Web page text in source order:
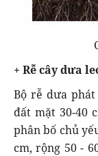
+ Rễ cây dưa
Bộ rễ dưa
đất mặt 30-40
phân bố chủ
cm, rộng 50 -